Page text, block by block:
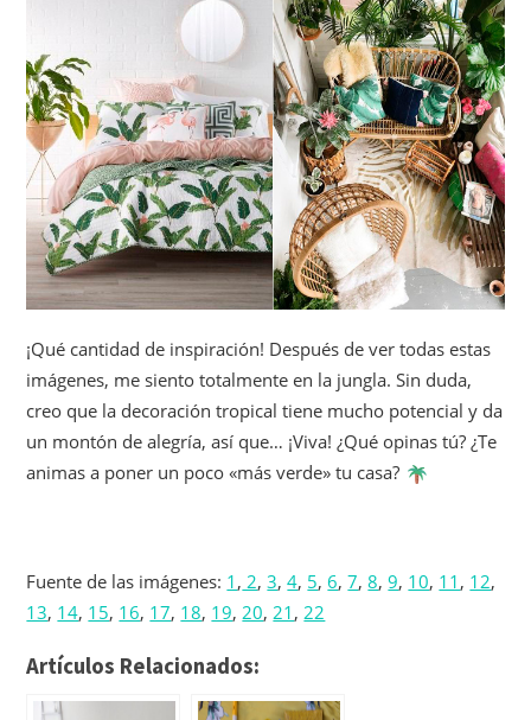
¡Qué cantidad de inspiración! Después de ver todas estas
imágenes, me siento totalmente en la jungla. Sin duda,
creo que la decoración tropical tiene mucho potencial y da
un montón de alegría, así que… ¡Viva! ¿Qué opinas tú? ¿Te
animas a poner un poco «más verde» tu casa?
Fuente de las imágenes: 1 , 2,3,4, 5,6,7,8,9, 10, 11 , 12,
13, 14, 15, 16, 17, 18, 19, 20, 21 , 22
Artículos Relacionados: